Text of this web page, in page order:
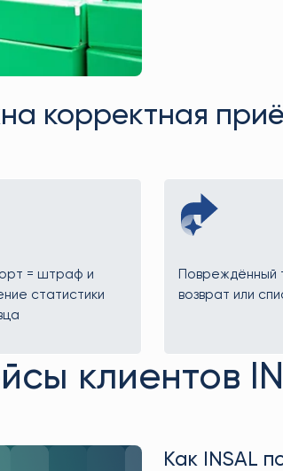
корректная
= штраф и
статистики
Повреждённый
возврат или
клиентов
Как INSAL